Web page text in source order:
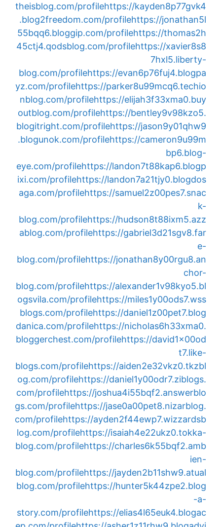
theisblog.com/profilehttps://kayden8p77gvk4
.blog2freedom.com/profilehttps://jonathan5l
55bqq6.bloggip.com/profilehttps://thomas2h
45ctj4.qodsblog.com/profilehttps://xavier8s8
7hxl5.liberty-
blog.com/profilehttps://evan6p76fuj4.blogpa
yz.com/profilehttps://parker8u99mcq6.techio
nblog.com/profilehttps://elijah3f33xma0.buy
outblog.com/profilehttps://bentley9v98kzo5.
blogitright.com/profilehttps://jason9y01qhw9
.blogunok.com/profilehttps://cameron9u99m
bp6.blog-
eye.com/profilehttps://landon7t88kap6.blogp
ixi.com/profilehttps://landon7a21tjy0.blogdos
aga.com/profilehttps://samuel2z00pes7.snac
k-
blog.com/profilehttps://hudson8t88ixm5.azz
ablog.com/profilehttps://gabriel3d21sgv8.far
e-
blog.com/profilehttps://jonathan8y00rgu8.an
chor-
blog.com/profilehttps://alexander1v98kyo5.bl
ogsvila.com/profilehttps://miles1y00ods7.wss
blogs.com/profilehttps://daniel1z00pet7.blog
danica.com/profilehttps://nicholas6h33xma0.
bloggerchest.com/profilehttps://david1x00od
t7.like-
blogs.com/profilehttps://aiden2e32vkz0.tkzbl
og.com/profilehttps://daniel1y00odr7.ziblogs.
com/profilehttps://joshua4i55bqf2.answerblo
gs.com/profilehttps://jase0a00pet8.nizarblog.
com/profilehttps://ayden2f44ewp7.wizzardsb
log.com/profilehttps://isaiah4e22ukz0.tokka-
blog.com/profilehttps://charles6k55bqf2.amb
ien-
blog.com/profilehttps://jayden2b11shw9.atual
blog.com/profilehttps://hunter5k44zpe2.blog
-a-
story.com/profilehttps://elias4l65euk4.blogac